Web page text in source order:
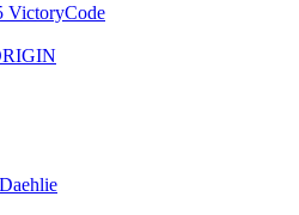
VictoryCode